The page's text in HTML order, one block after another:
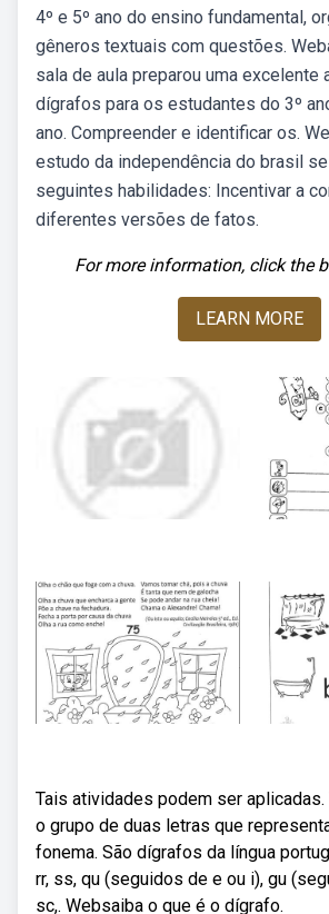
4º e 5º ano do ensino fundamental,
gêneros textuais com questões.
sala de aula preparou uma excelente
dígrafos para os estudantes do 3º
ano. Compreender e identificar os.
estudo da independência do brasil
seguintes habilidades: Incentivar a
diferentes versões de fatos.
For more information, click the
LEARN MORE
Tais atividades podem ser
o grupo de duas letras que
fonema. São dígrafos da língua
rr, ss, qu (seguidos de e ou i), gu
sc,. Websaiba o que é o dígrafo.